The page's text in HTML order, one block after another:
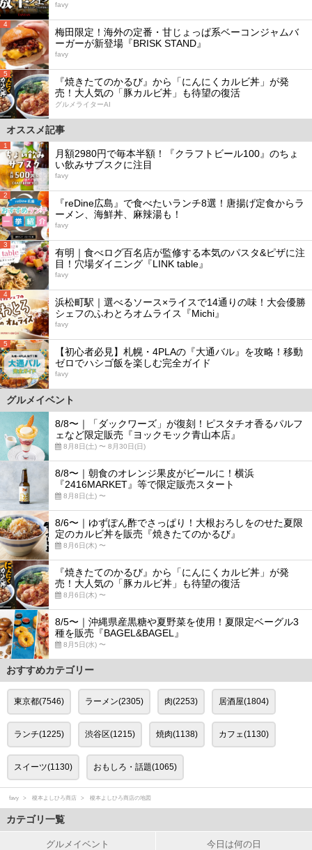
favy
4
梅田限定！海外の定番・甘じょっぱ系ベーコンジャムバ
ーガーが新登場『BRISK STAND』
favy
5
『焼きたてのかるび』から「にんにくカルビ丼」が発
売！大人気の「豚カルビ丼」も待望の復活
グルメライターAI
オススメ記事
1
月額2980円で毎本半額！『クラフトビール100』のちょ
い飲みサブスクに注目
favy
2
『reDine広島』で食べたいランチ8選！唐揚げ定食からラ
ーメン、海鮮丼、麻辣湯も！
favy
3
有明｜食べログ百名店が監修する本気のパスタ&ピザに注
目！穴場ダイニング『LINK table』
favy
4
浜松町駅｜選べるソース×ライスで14通りの味！大会優勝
シェフのふわとろオムライス『Michi』
favy
5
【初心者必見】札幌・4PLAの『大通バル』を攻略！移動
ゼロでハシゴ飯を楽しむ完全ガイド
favy
グルメイベント
8/8〜｜「ダックワーズ」が復刻！ピスタチオ香るパルフ
ェなど限定販売『ヨックモック青山本店』
8月8日(土) 〜 8月30日(日)
8/8〜｜朝食のオレンジ果皮がビールに！横浜
『2416MARKET』等で限定販売スタート
8月8日(土) 〜
8/6〜｜ゆずぽん酢でさっぱり！大根おろしをのせた夏限
定のカルビ丼を販売『焼きたてのかるび』
8月6日(木) 〜
『焼きたてのかるび』から「にんにくカルビ丼」が発
売！大人気の「豚カルビ丼」も待望の復活
8月6日(木) 〜
8/5〜｜沖縄県産黒糖や夏野菜を使用！夏限定ベーグル3
種を販売『BAGEL&BAGEL』
8月5日(水) 〜
おすすめカテゴリー
東京都(7546) ラーメン(2305) 肉(2253) 居酒屋(1804)
ランチ(1225) 渋谷区(1215) 焼肉(1138) カフェ(1130)
スイーツ(1130) おもしろ・話題(1065)
favy 榎本よしひろ商店 榎本よしひろ商店の地図
カテゴリ一覧
グルメイベント 今日は何の日